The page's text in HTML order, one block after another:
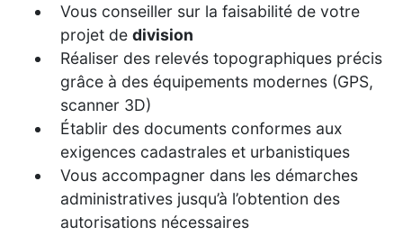
Vous conseiller sur la faisabilité de votre
projet de division
Réaliser des relevés topographiques précis
grâce à des équipements modernes (GPS,
scanner 3D)
Établir des documents conformes aux
exigences cadastrales et urbanistiques
Vous accompagner dans les démarches
administratives jusqu’à l’obtention des
autorisations nécessaires